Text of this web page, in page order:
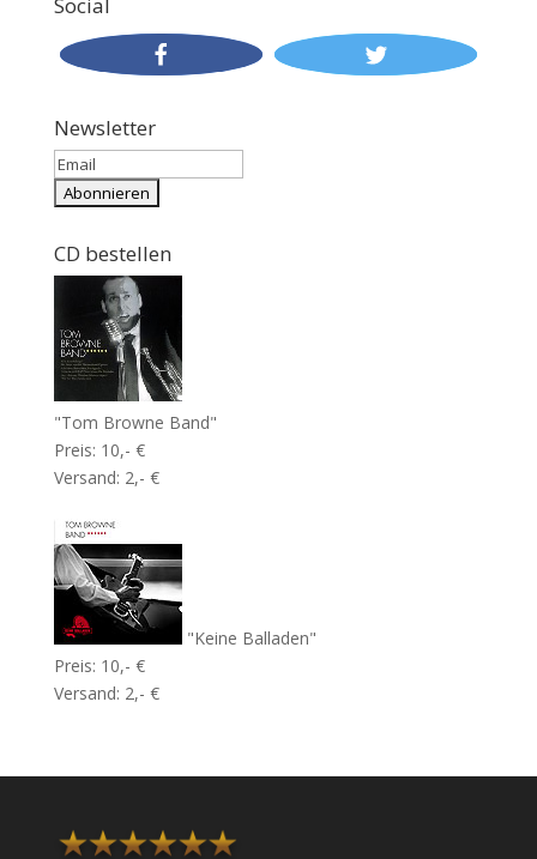
Newsletter
CD bestellen
"Tom Browne Band"
Preis: 10,- €
Versand: 2,- €
"Keine Balladen"
Preis: 10,- €
Versand: 2,- €